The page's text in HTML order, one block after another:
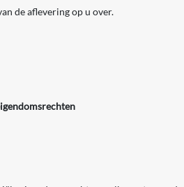
de aflevering op u over.